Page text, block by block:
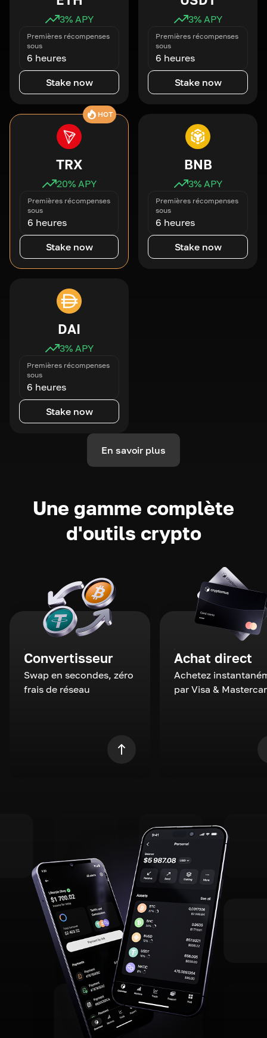
3% APY
Premières récompenses
sous
6 heures
Stake now
3% APY
Premières récompenses
sous
6 heures
Stake now
HOT
TRX
20% APY
Premières récompenses
sous
6 heures
Stake now
BNB
3% APY
Premières récompenses
sous
6 heures
Stake now
DAI
3% APY
Premières récompenses
sous
6 heures
Stake now
En savoir plus
Une gamme complète
d'outils crypto
Convertisseur
Swap en secondes, zéro
frais de réseau
Achat direct
Achetez
par Visa &